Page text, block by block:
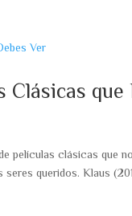
Clásicas que
películas clásicas que
queridos. Klaus